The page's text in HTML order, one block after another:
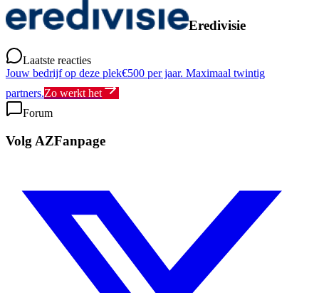
Eredivisie
Laatste reacties
Jouw bedrijf op deze plek€500 per jaar. Maximaal twintig
partners.Zo werkt het
Forum
Volg AZFanpage